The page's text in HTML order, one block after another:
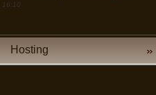
29 Jul 2025, 20:20
Să lămurim și de ce congresul SUA e în
buzunarul de la piept al oricărui guvern
16:10
Hosting